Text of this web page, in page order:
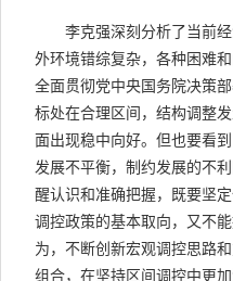
李克强深刻分析了当前经
外环境错综复杂，各种困难
全面贯彻党中央国务院决策
标处在合理区间，结构调整
面出现稳中向好。但也要看
发展不平衡，制约发展的不
醒认识和准确把握，既要坚
调控政策的基本取向，又不
为，不断创新宏观调控思路
组合，在坚持区间调控中更